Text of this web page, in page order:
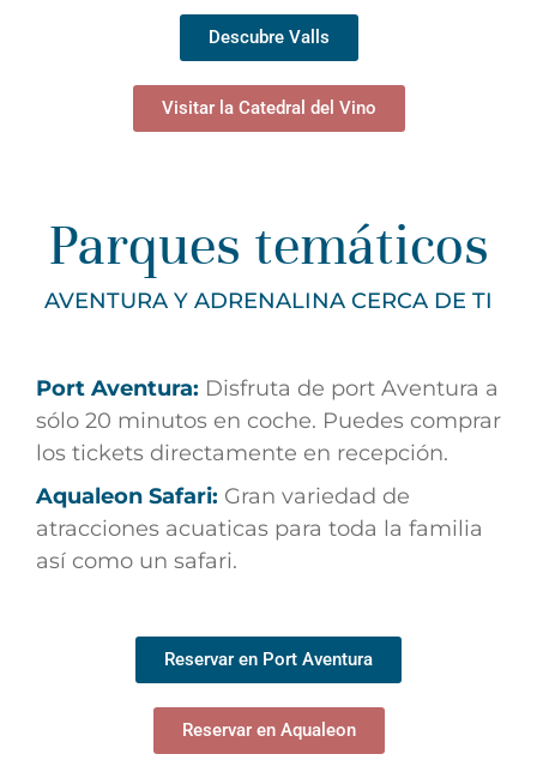
Descubre Valls
Visitar la Catedral del Vino
Parques temáticos
AVENTURA Y ADRENALINA CERCA DE TI
Port Aventura: Disfruta de port Aventura a
sólo 20 minutos en coche. Puedes comprar
los tickets directamente en recepción.
Aqualeon Safari: Gran variedad de
atracciones acuaticas para toda la familia
así como un safari.
Reservar en Port Aventura
Reservar en Aqualeon